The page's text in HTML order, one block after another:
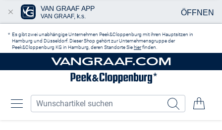
Es gibt zwei unabhängige Unternehmen Peek&Cloppenburg mit ihren Hauptsitzen in
Hamburg und Düsseldorf. Dieser Shop gehört zur Unternehmensgruppe der
Peek&Cloppenburg KG in Hamburg, deren Standorte Sie hierfinden.
VAN GRAAF APP
VAN GRAAF, k.s. ÖFFNEN